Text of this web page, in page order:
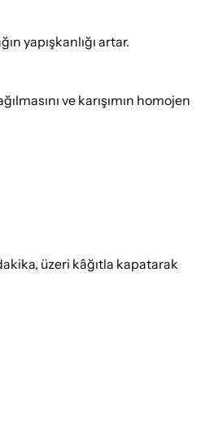
yapışkanlığı artar.
ve karışımın homojen
üzeri kâğıtla kapatarak